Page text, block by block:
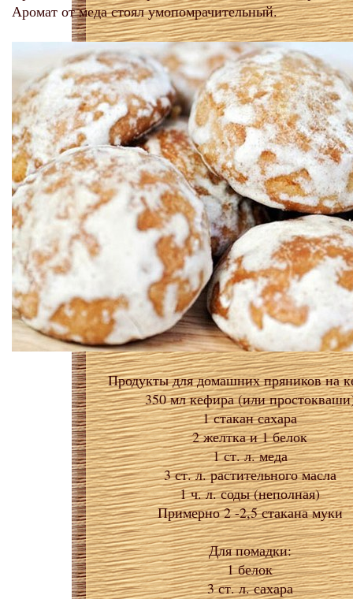
Аромат от меда стоял умопомрачительный.
Продукты для домашних пряников на
350 мл кефира (или
1 стакан сахара
2 желтка и 1 белок
1 ст. л. меда
3 ст. л. растительного масла
1 ч. л. соды (неполная)
Примерно 2 -2,5 стакана муки
Для помадки:
1 белок
3 ст. л. сахара